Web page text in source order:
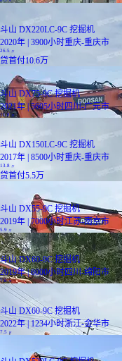
斗山 DX220LC-9C 挖掘机
2020年 | 3900小时重庆-重庆市
26.5 万
贷首付10.6万
斗山 DX75-9C 挖掘机
2021年 | 5605小时四川-广元市
11.8
斗山 DX150LC-9C 挖掘机
2017年 | 8500小时重庆-重庆市
13.8 万
贷首付5.5万
斗山 DX55-9C 挖掘机
2019年 | 7000小时江苏-南京市
5.9
斗山 DX60-9C 挖掘机
2019年 | 8000小时四川-绵阳市
7.6万
斗山 DX60-9C 挖掘机
2022年 | 1234小时浙江-金华市
7.5 万